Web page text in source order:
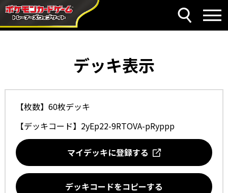
デッキ表示
【枚数】60枚デッキ
【デッキコード】 2yEp22-9RTOVA-pRyppp
マイデッキに登録する
デッキコードをコピーする